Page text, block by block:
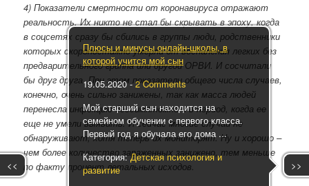
4) Показатели смертности от коронавируса отражают
реальность. Их никто не стал бы скрывать в эпоху, когда
в соцсетях сразу бы сбились в группы люди, родственники
которых скоропостижно умерли от воспаления легких без
предварительного гриппа или другой ОРВИ. И сосчитали
бы друг друга. При этом показатели общего числа случаев,
конечно, очень сильно занижены, так как масса людей
перенесла инфекцию бессимптомно и в период, когда ее
еще не умели выявить. И сейчас многие случаи не
обнаруживают, хотя теперь их мониторят. Ну и хорошо –
чем более количество зараженных занижено, тем меньше
по факту процент летальных исходов.
<< >>
Плюсы и минусы онлайн-школы, в
которой учится мой сын
19.05.2020-2 Comments
Мой старший сын находится на
семейном обучении с первого класса.
Первый год я обучала его дома ...
Категория:Детская психология и
развитие